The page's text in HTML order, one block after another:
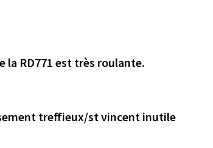
la RD771 est très roulante.
treffieux/st vincent inutile